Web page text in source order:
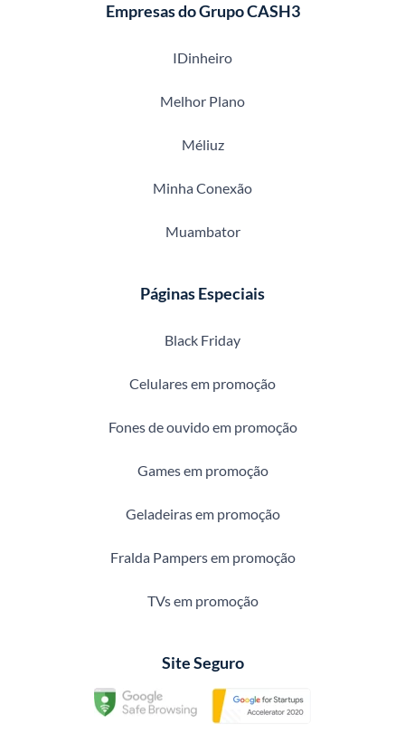
Empresas do Grupo CASH3
IDinheiro
Melhor Plano
Méliuz
Minha Conexão
Muambator
Páginas Especiais
Black Friday
Celulares em promoção
Fones de ouvido em promoção
Games em promoção
Geladeiras em promoção
Fralda Pampers em promoção
TVs em promoção
Site Seguro